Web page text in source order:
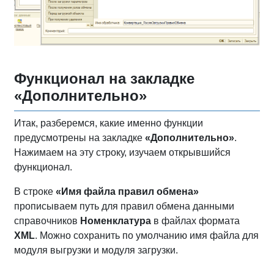
Функционал на закладке
«Дополнительно»
Итак, разберемся, какие именно функции
предусмотрены на закладке «Дополнительно».
Нажимаем на эту строку, изучаем открывшийся
функционал.
В строке «Имя файла правил обмена»
прописываем путь для правил обмена данными
справочников Номенклатура в файлах формата
XML. Можно сохранить по умолчанию имя файла для
модуля выгрузки и модуля загрузки.